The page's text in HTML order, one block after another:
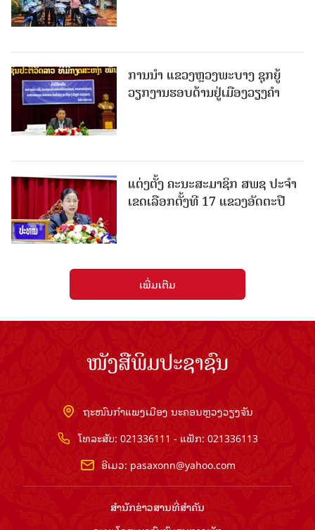
ການນຳ ແຂວງຫຼວງພະບາງ ຊຸກຍູ້
ວຽກງານຮອບດ້ານຢູ່ເມືອງວຽງຄໍາ
ແຕ່ງຕັ້ງ ຄະນະສະມາຊິກ ສພຊ ປະຈຳ
ເຂດເລືອກຕັ້ງທີ 17 ແຂວງອັດຕະປື
ເພີ່ມເຕີມ
ໜັງສືພິມປະຊາຊົນ
ຖະໜົນກຳແພງເມືອງ ນະຄອນຫຼວງວຽງຈັນ
ໂທລະສັບ: 021336111 - ແຟັກ: 021336113
ອີເມວ: pasaxonn@yahoo.com
ສຳ​ນັກ​ຂ່າວ​ສານ​ທີ່​ສຳ​ຄັນ​